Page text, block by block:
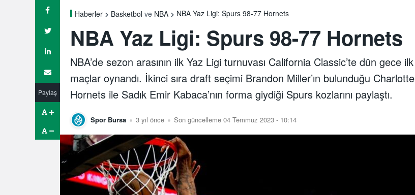
Paylaş
Haberler Basketbol ve NBA NBA Yaz Ligi: Spurs 98-77 Hornets
NBA Yaz Ligi: Spurs 98-77 Hornets
NBA’de sezon arasının ilk Yaz Ligi turnuvası California Classic’te dün gece ilk
maçlar oynandı. İkinci sıra draft seçimi Brandon Miller’ın bulunduğu Charlotte
Hornets ile Sadık Emir Kabaca’nın forma giydiği Spurs kozlarını paylaştı.
Spor Bursa 3 yıl önce Son güncelleme 04 Temmuz 2023 - 10:14